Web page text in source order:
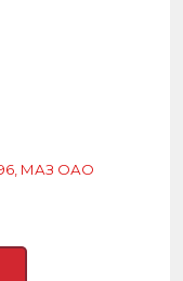
96, МАЗ ОАО